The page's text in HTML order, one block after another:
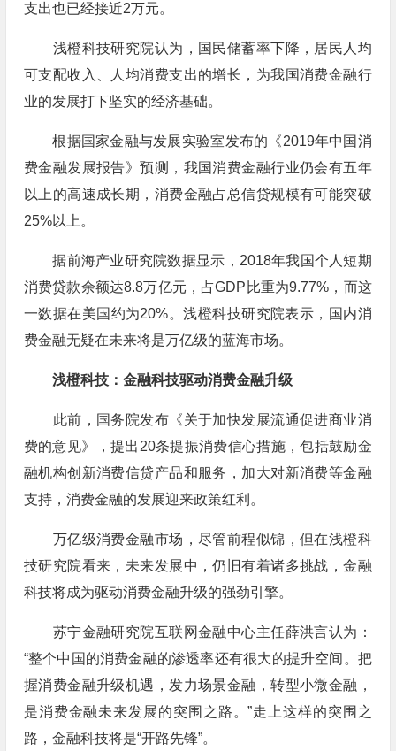
支出也已经接近2万元。
浅橙科技研究院认为，国民储蓄率下降，居民人均
可支配收入、人均消费支出的增长，为我国消费金融行
业的发展打下坚实的经济基础。
根据国家金融与发展实验室发布的《2019年中国消
费金融发展报告》预测，我国消费金融行业仍会有五年
以上的高速成长期，消费金融占总信贷规模有可能突破
25%以上。
据前海产业研究院数据显示，2018年我国个人短期
消费贷款余额达8.8万亿元，占GDP比重为9.77%，而这
一数据在美国约为20%。浅橙科技研究院表示，国内消
费金融无疑在未来将是万亿级的蓝海市场。
浅橙科技：金融科技驱动消费金融升级
此前，国务院发布《关于加快发展流通促进商业消
费的意见》，提出20条提振消费信心措施，包括鼓励金
融机构创新消费信贷产品和服务，加大对新消费等金融
支持，消费金融的发展迎来政策红利。
万亿级消费金融市场，尽管前程似锦，但在浅橙科
技研究院看来，未来发展中，仍旧有着诸多挑战，金融
科技将成为驱动消费金融升级的强劲引擎。
苏宁金融研究院互联网金融中心主任薛洪言认为：
“整个中国的消费金融的渗透率还有很大的提升空间。把
握消费金融升级机遇，发力场景金融，转型小微金融，
是消费金融未来发展的突围之路。”走上这样的突围之
路，金融科技将是“开路先锋”。